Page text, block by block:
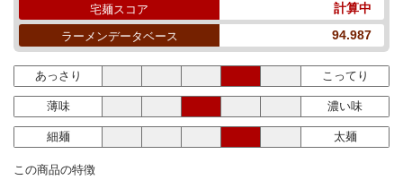
宅麺スコア 計算中
ラーメンデータベース 94.987
あっさり こってり
薄味 濃い味
細麺 太麺
この商品の特徴